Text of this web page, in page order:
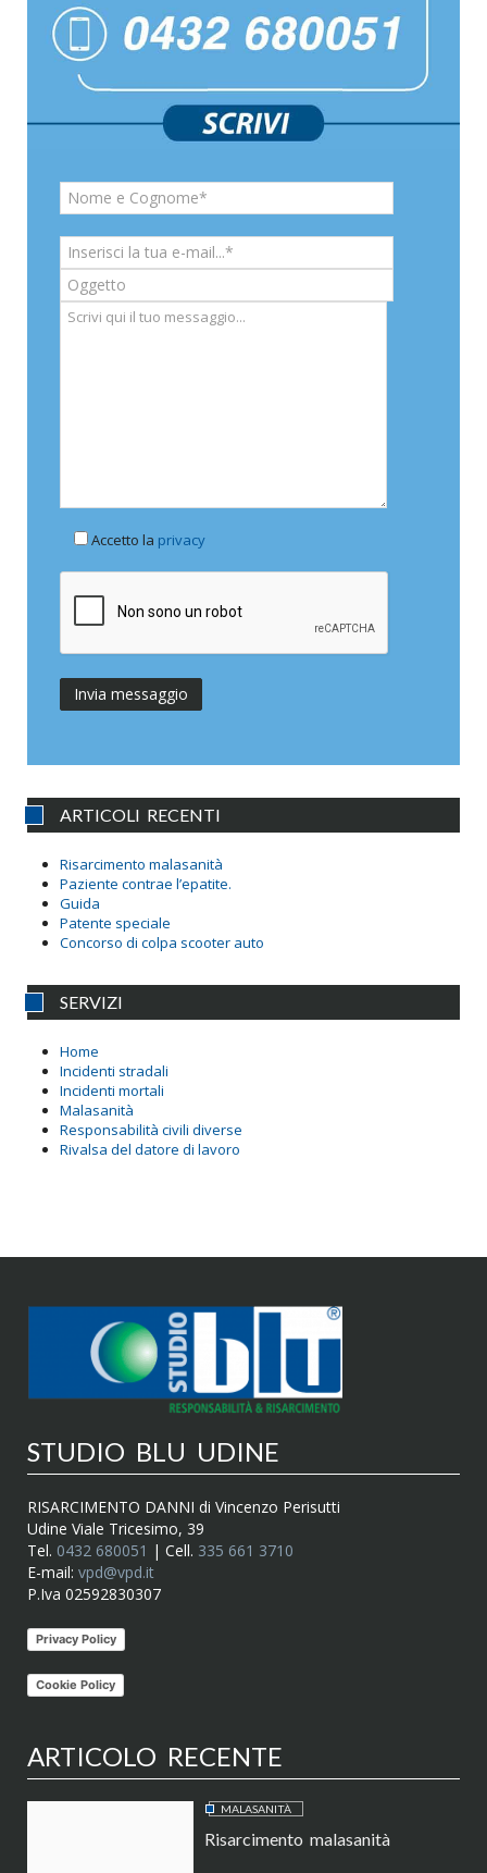
Accetto la privacy
ARTICOLI RECENTI
Risarcimento malasanità
Paziente contrae l’epatite.
Guida
Patente speciale
Concorso di colpa scooter auto
SERVIZI
Home
Incidenti stradali
Incidenti mortali
Malasanità
Responsabilità civili diverse
Rivalsa del datore di lavoro
STUDIO BLU UDINE
RISARCIMENTO DANNI di Vincenzo Perisutti
Udine Viale Tricesimo, 39
Tel. 0432 680051 | Cell. 335 661 3710
E-mail: vpd@vpd.it
P.Iva 02592830307
Privacy Policy
Cookie Policy
ARTICOLO RECENTE
MALASANITÀ
Risarcimento malasanità